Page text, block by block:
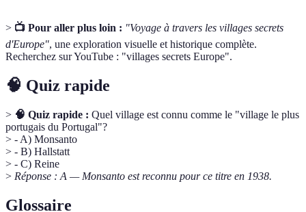
> 📺 Pour aller plus loin : "Voyage à travers les villages secrets
d'Europe", une exploration visuelle et historique complète.
Recherchez sur YouTube : "villages secrets Europe".
🧠 Quiz rapide
> 🧠 Quiz rapide : Quel village est connu comme le "village le plus
portugais du Portugal"?
> - A) Monsanto
> - B) Hallstatt
> - C) Reine
> Réponse : A — Monsanto est reconnu pour ce titre en 1938.
Glossaire